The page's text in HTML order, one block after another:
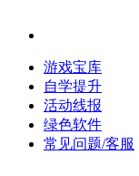
游戏宝库
自学提升
活动线报
绿色软件
常见问题/客服